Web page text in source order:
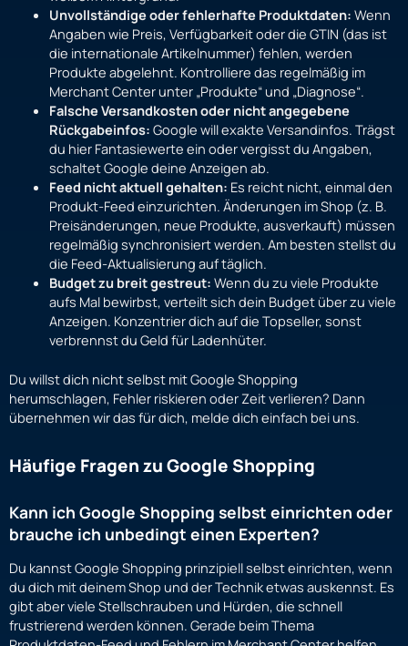
Unvollständige oder fehlerhafte Produktdaten: Wenn
Angaben wie Preis, Verfügbarkeit oder die GTIN (das ist
die internationale Artikelnummer) fehlen, werden
Produkte abgelehnt. Kontrolliere das regelmäßig im
Merchant Center unter „Produkte“ und „Diagnose“.
Falsche Versandkosten oder nicht angegebene
Rückgabeinfos: Google will exakte Versandinfos. Trägst
du hier Fantasiewerte ein oder vergisst du Angaben,
schaltet Google deine Anzeigen ab.
Feed nicht aktuell gehalten: Es reicht nicht, einmal den
Produkt-Feed einzurichten. Änderungen im Shop (z. B.
Preisänderungen, neue Produkte, ausverkauft) müssen
regelmäßig synchronisiert werden. Am besten stellst du
die Feed-Aktualisierung auf täglich.
Budget zu breit gestreut: Wenn du zu viele Produkte
aufs Mal bewirbst, verteilt sich dein Budget über zu viele
Anzeigen. Konzentrier dich auf die Topseller, sonst
verbrennst du Geld für Ladenhüter.
Du willst dich nicht selbst mit Google Shopping
herumschlagen, Fehler riskieren oder Zeit verlieren? Dann
übernehmen wir das für dich, melde dich einfach bei uns.
Häufige Fragen zu Google Shopping
Kann ich Google Shopping selbst einrichten oder
brauche ich unbedingt einen Experten?
Du kannst Google Shopping prinzipiell selbst einrichten, wenn
du dich mit deinem Shop und der Technik etwas auskennst. Es
gibt aber viele Stellschrauben und Hürden, die schnell
frustrierend werden können. Gerade beim Thema